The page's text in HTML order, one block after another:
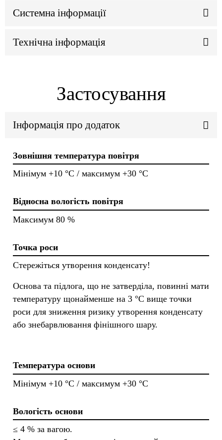
Системна інформації
Технічна інформація
Застосування
Інформація про додаток
Зовнішня температура повітря
Мінімум +10 °C / максимум +30 °C
Відносна вологість повітря
Максимум 80 %
Точка роси
Стережіться утворення конденсату!
Основа та підлога, що не затверділа, повинні мати
температуру щонайменше на 3 °C вище точки
роси для зниження ризику утворення конденсату
або знебарвлювання фінішного шару.
Температура основи
Мінімум +10 °C / максимум +30 °C
Вологість основи
≤ 4 % за вагою.